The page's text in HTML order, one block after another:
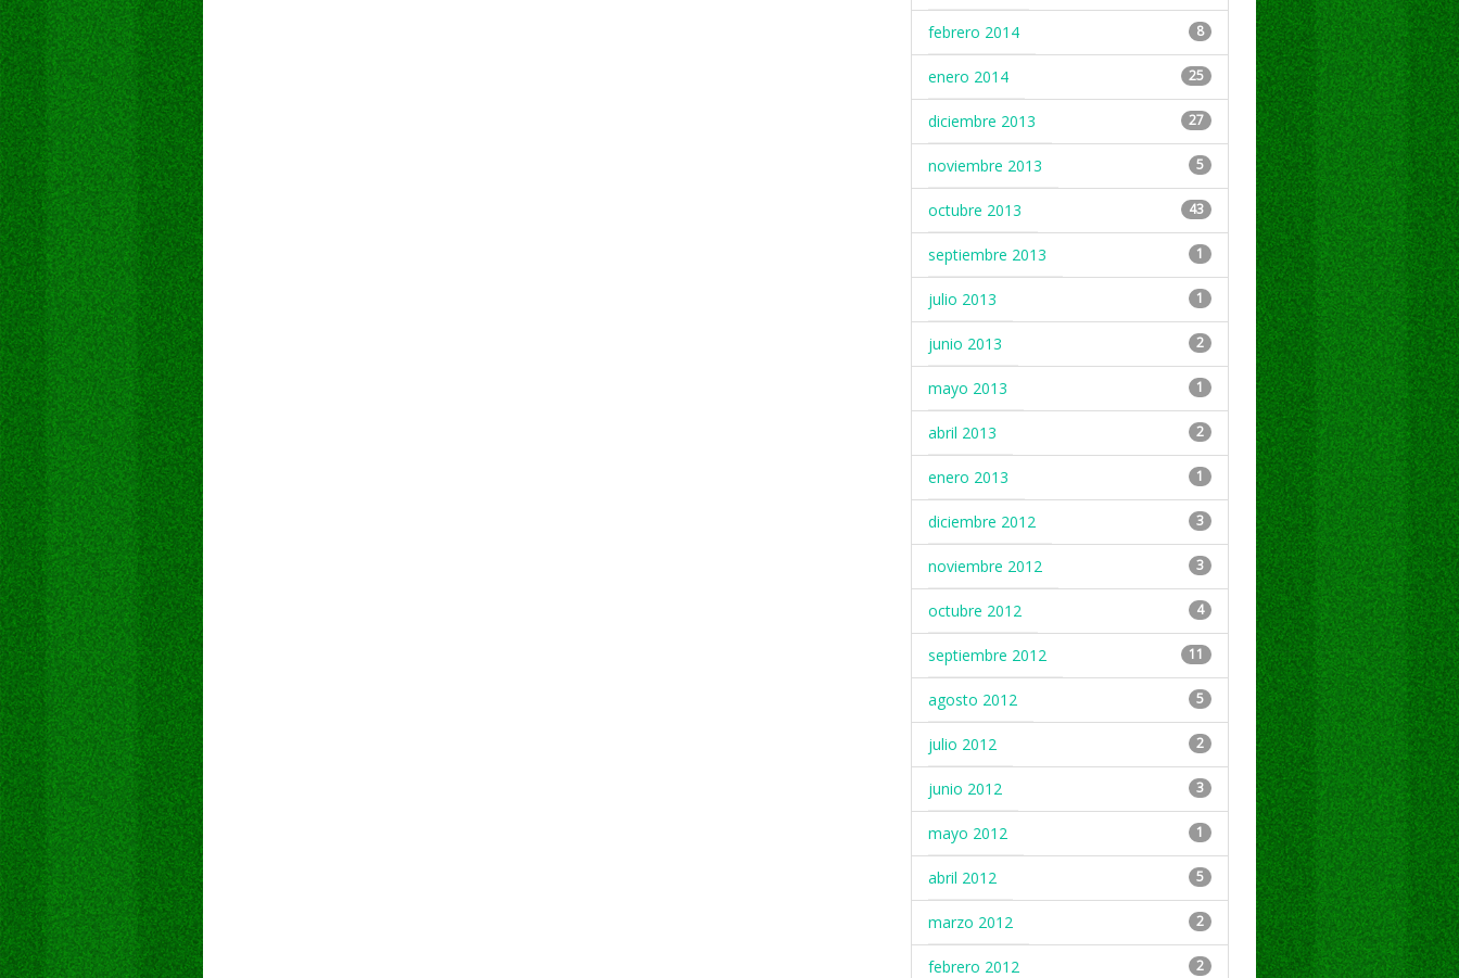
febrero 2014 8
enero 2014 25
diciembre 2013 27
noviembre 2013 5
octubre 2013 43
septiembre 2013 1
julio 2013 1
junio 2013 2
mayo 2013 1
abril 2013 2
enero 2013 1
diciembre 2012 3
noviembre 2012 3
octubre 2012 4
septiembre 2012 11
agosto 2012 5
julio 2012 2
junio 2012 3
mayo 2012 1
abril 2012 5
marzo 2012 2
febrero 2012 2